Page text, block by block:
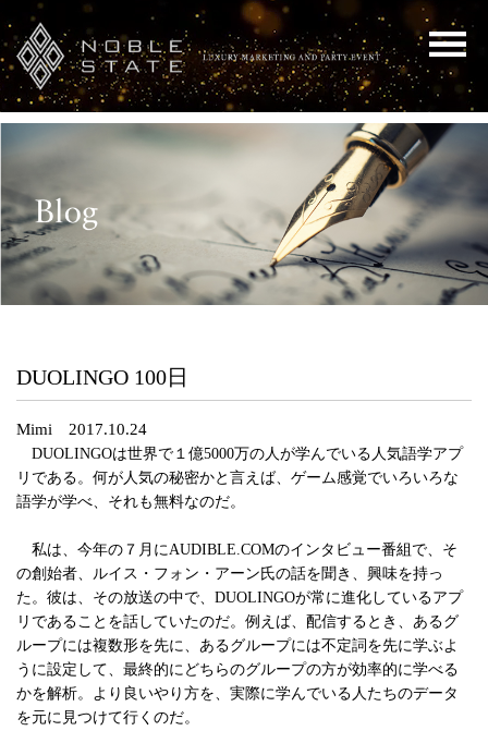
DUOLINGO 100日
Mimi 2017.10.24
DUOLINGOは世界で１億5000万の人が学んでいる人気語学アプ
リである。何が人気の秘密かと言えば、ゲーム感覚でいろいろな
語学が学べ、それも無料なのだ。
私は、今年の７月にAUDIBLE.COMのインタビュー番組で、そ
の創始者、ルイス・フォン・アーン氏の話を聞き、興味を持っ
た。彼は、その放送の中で、DUOLINGOが常に進化しているアプ
リであることを話していたのだ。例えば、配信するとき、あるグ
ループには複数形を先に、あるグループには不定詞を先に学ぶよ
うに設定して、最終的にどちらのグループの方が効率的に学べる
かを解析。より良いやり方を、実際に学んでいる人たちのデータ
を元に見つけて行くのだ。